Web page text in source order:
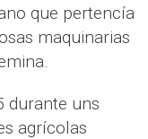
que pertencía
maquinarias
durante uns
agrícolas